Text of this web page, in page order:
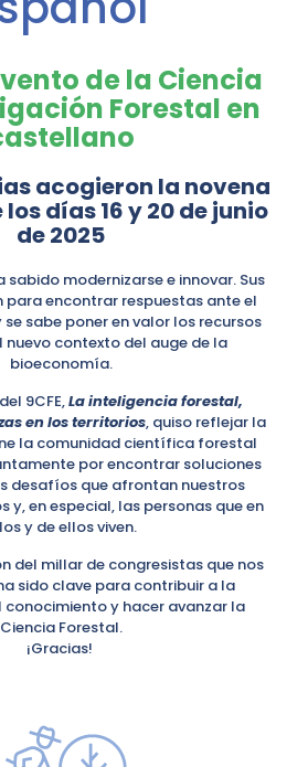
de la Ciencia
Forestal en
acogieron la novena
días 16 y 20 de junio
de 2025
modernizarse e innovar. Sus
para encontrar respuestas ante el
sabe poner en valor los recursos
nuevo contexto del auge de la
bioeconomía.
9CFE,La inteligencia forestal,
en los territorios, quiso reflejar la
la comunidad científica forestal
por encontrar soluciones
desafíos que afrontan nuestros
y, en especial, las personas que en
y de ellos viven.
del millar de congresistas que nos
sido clave para contribuir a la
y hacer avanzar la
Ciencia Forestal.
¡Gracias!